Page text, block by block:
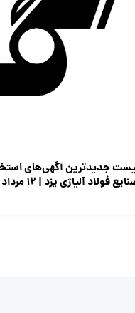
جدیدترین آگهی‌های
فولاد آلیاژی یزد | ۱۲ مرداد ۱۴۰۵